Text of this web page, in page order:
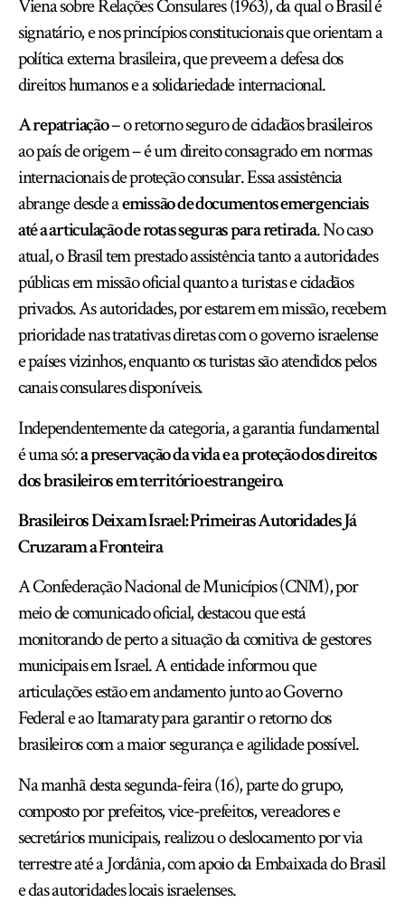
Viena sobre Relações Consulares (1963), da qual o Brasil é
signatário, e nos princípios constitucionais que orientam a
política externa brasileira, que preveem a defesa dos
direitos humanos e a solidariedade internacional.
A repatriação– o retorno seguro de cidadãos brasileiros
ao país de origem – é um direito consagrado em normas
internacionais de proteção consular. Essa assistência
abrange desde aemissão de documentos emergenciais
até a articulação de rotas seguras para retirada. No caso
atual, o Brasil tem prestado assistência tanto a autoridades
públicas em missão oficial quanto a turistas e cidadãos
privados. As autoridades, por estarem em missão, recebem
prioridade nas tratativas diretas com o governo israelense
e países vizinhos, enquanto os turistas são atendidos pelos
canais consulares disponíveis.
Independentemente da categoria, a garantia fundamental
é uma só:a preservação da vida e a proteção dos direitos
dos brasileiros em território estrangeiro.
Brasileiros Deixam Israel: Primeiras Autoridades Já
Cruzaram a Fronteira
A Confederação Nacional de Municípios (CNM), por
meio de comunicado oficial, destacou que está
monitorando de perto a situação da comitiva de gestores
municipais em Israel. A entidade informou que
articulações estão em andamento junto ao Governo
Federal e ao Itamaraty para garantir o retorno dos
brasileiros com a maior segurança e agilidade possível.
Na manhã desta segunda-feira (16), parte do grupo,
composto por prefeitos, vice-prefeitos, vereadores e
secretários municipais, realizou o deslocamento por via
terrestre até a Jordânia, com apoio da Embaixada do Brasil
e das autoridades locais israelenses.